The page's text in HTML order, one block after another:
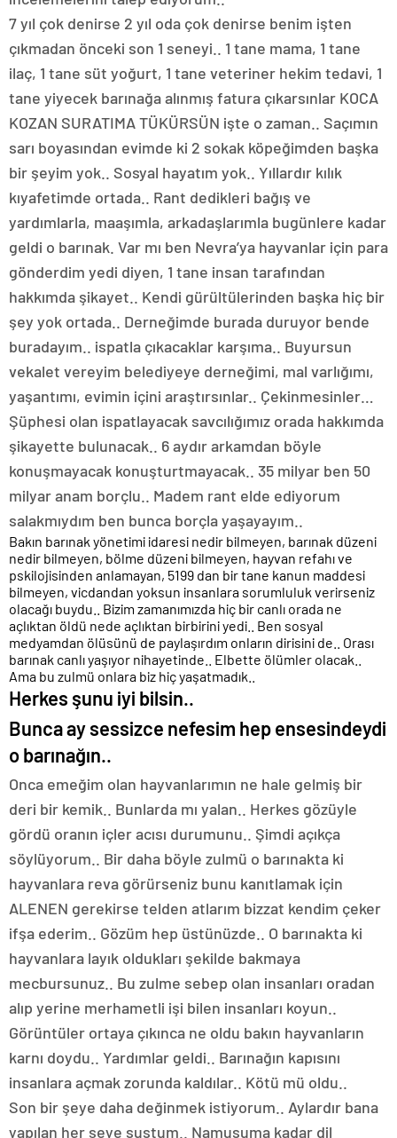
7 yıl çok denirse 2 yıl oda çok denirse benim işten
çıkmadan önceki son 1 seneyi.. 1 tane mama, 1 tane
ilaç, 1 tane süt yoğurt, 1 tane veteriner hekim tedavi, 1
tane yiyecek barınağa alınmış fatura çıkarsınlar KOCA
KOZAN SURATIMA TÜKÜRSÜN işte o zaman.. Saçımın
sarı boyasından evimde ki 2 sokak köpeğimden başka
bir şeyim yok.. Sosyal hayatım yok.. Yıllardır kılık
kıyafetimde ortada.. Rant dedikleri bağış ve
yardımlarla, maaşımla, arkadaşlarımla bugünlere kadar
geldi o barınak. Var mı ben Nevra’ya hayvanlar için para
gönderdim yedi diyen, 1 tane insan tarafından
hakkımda şikayet.. Kendi gürültülerinden başka hiç bir
şey yok ortada.. Derneğimde burada duruyor bende
buradayım.. ispatla çıkacaklar karşıma.. Buyursun
vekalet vereyim belediyeye derneğimi, mal varlığımı,
yaşantımı, evimin içini araştırsınlar.. Çekinmesinler…
Şüphesi olan ispatlayacak savcılığımız orada hakkımda
şikayette bulunacak.. 6 aydır arkamdan böyle
konuşmayacak konuşturtmayacak.. 35 milyar ben 50
milyar anam borçlu.. Madem rant elde ediyorum
salakmıydım ben bunca borçla yaşayayım..
Bakın barınak yönetimi idaresi nedir bilmeyen, barınak düzeni
nedir bilmeyen, bölme düzeni bilmeyen, hayvan refahı ve
pskilojisinden anlamayan, 5199 dan bir tane kanun maddesi
bilmeyen, vicdandan yoksun insanlara sorumluluk verirseniz
olacağı buydu.. Bizim zamanımızda hiç bir canlı orada ne
açlıktan öldü nede açlıktan birbirini yedi.. Ben sosyal
medyamdan ölüsünü de paylaşırdım onların dirisini de.. Orası
barınak canlı yaşıyor nihayetinde.. Elbette ölümler olacak..
Ama bu zulmü onlara biz hiç yaşatmadık..
Herkes şunu iyi bilsin..
Bunca ay sessizce nefesim hep ensesindeydi
o barınağın..
Onca emeğim olan hayvanlarımın ne hale gelmiş bir
deri bir kemik.. Bunlarda mı yalan.. Herkes gözüyle
gördü oranın içler acısı durumunu.. Şimdi açıkça
söylüyorum.. Bir daha böyle zulmü o barınakta ki
hayvanlara reva görürseniz bunu kanıtlamak için
ALENEN gerekirse telden atlarım bizzat kendim çeker
ifşa ederim.. Gözüm hep üstünüzde.. O barınakta ki
hayvanlara layık oldukları şekilde bakmaya
mecbursunuz.. Bu zulme sebep olan insanları oradan
alıp yerine merhametli işi bilen insanları koyun..
Görüntüler ortaya çıkınca ne oldu bakın hayvanların
karnı doydu.. Yardımlar geldi.. Barınağın kapısını
insanlara açmak zorunda kaldılar.. Kötü mü oldu..
Son bir şeye daha değinmek istiyorum.. Aylardır bana
yapılan her şeye sustum.. Namusuma kadar dil